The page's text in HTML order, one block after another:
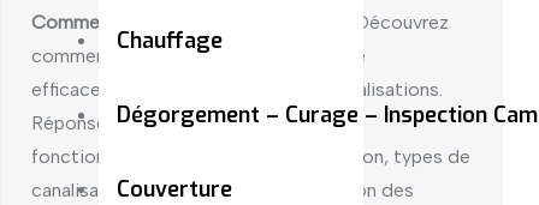
Chauffage
Dégorgement – Curage – Inspection
Couverture
Comment utiliser un furet plomberie
: Découvrez
comment utiliser un furet de plomberie
efficacement pour déboucher vos canalisations.
Réponses aux questions courantes :
fonctionnement, profondeur d’utilisation, types de
canalisations compatibles et prévention des